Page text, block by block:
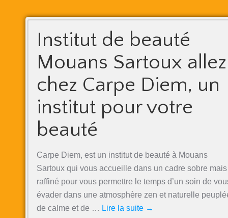
Institut de beauté
Mouans Sartoux allez
chez Carpe Diem, un
institut pour votre
beauté
Carpe Diem, est un institut de beauté à Mouans
Sartoux qui vous accueille dans un cadre sobre mais
raffiné pour vous permettre le temps d’un soin de
évader dans une atmosphère zen et naturelle
de calme et de … Lire la suite →